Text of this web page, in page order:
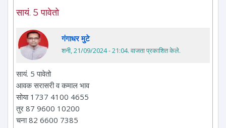
सायं. 5 पावेतो
गंगाधर मुटे
शनी, 21/09/2024 - 21:04. वाजता प्रकाशित केले.
सायं. 5 पावेतो
आवक सरासरी व कमाल भाव
सोया 1737 4100 4655
तुर 87 9600 10200
चना 82 6600 7385